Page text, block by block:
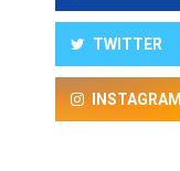
TWITTER
INSTAGRAM